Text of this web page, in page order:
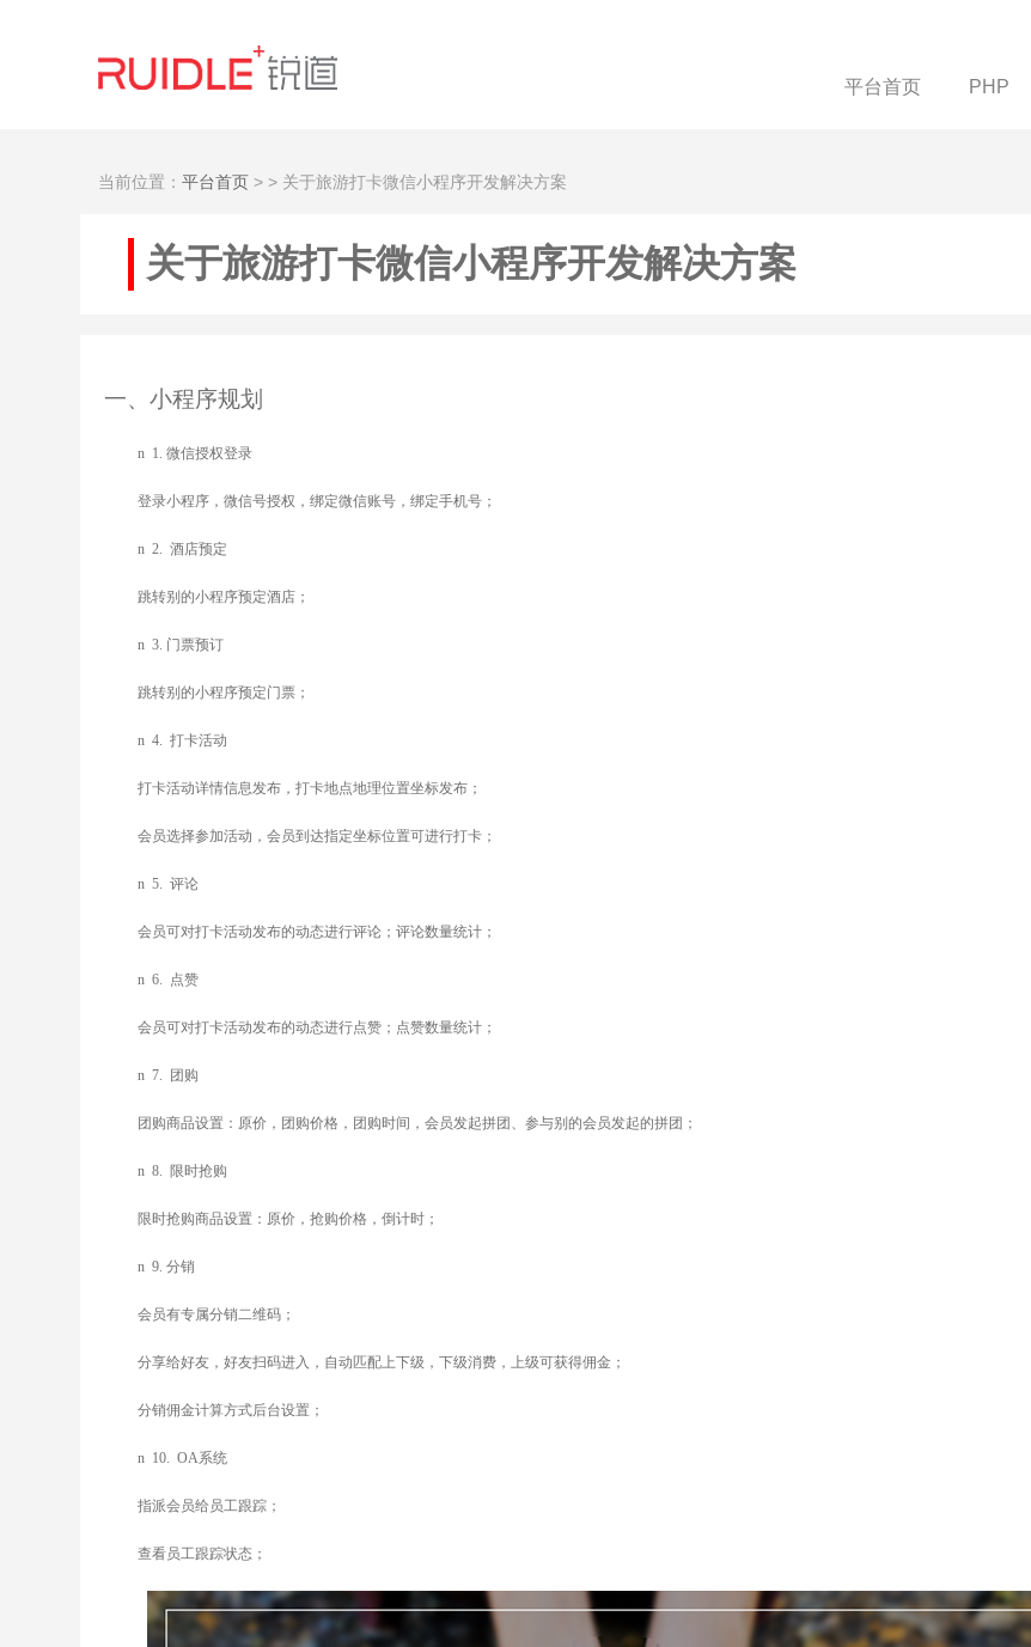
平台首页 PHP
当前位置： 平台首页 > > 关于旅游打卡微信小程序开发解决方案
关于旅游打卡微信小程序开发解决方案
一、小程序规划
n 1. 微信授权登录
登录小程序，微信号授权，绑定微信账号，绑定手机号；
n 2. 酒店预定
跳转别的小程序预定酒店；
n 3. 门票预订
跳转别的小程序预定门票；
n 4. 打卡活动
打卡活动详情信息发布，打卡地点地理位置坐标发布；
会员选择参加活动，会员到达指定坐标位置可进行打卡；
n 5. 评论
会员可对打卡活动发布的动态进行评论；评论数量统计；
n 6. 点赞
会员可对打卡活动发布的动态进行点赞；点赞数量统计；
n 7. 团购
团购商品设置：原价，团购价格，团购时间，会员发起拼团、参与别的会员发起的拼团；
n 8. 限时抢购
限时抢购商品设置：原价，抢购价格，倒计时；
n 9. 分销
会员有专属分销二维码；
分享给好友，好友扫码进入，自动匹配上下级，下级消费，上级可获得佣金；
分销佣金计算方式后台设置；
n 10. OA系统
指派会员给员工跟踪；
查看员工跟踪状态；